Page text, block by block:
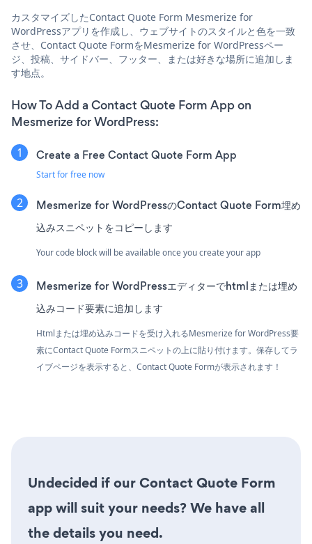
カスタマイズしたContact Quote Form Mesmerize for
WordPressアプリを作成し、ウェブサイトのスタイルと色を一致
させ、Contact Quote FormをMesmerize for WordPressペー
ジ、投稿、サイドバー、フッター、または好きな場所に追加しま
す地点。
How To Add a Contact Quote Form App on
Mesmerize for WordPress:
Create a Free Contact Quote Form App
Start for free now
Mesmerize for WordPressのContact Quote Form埋め
込みスニペットをコピーします
Your code block will be available once you create your app
Mesmerize for WordPressエディターでhtmlまたは埋め
込みコード要素に追加します
Htmlまたは埋め込みコードを受け入れるMesmerize for WordPress要
素にContact Quote Formスニペットの上に貼り付けます。保存してラ
イブページを表示すると、Contact Quote Formが表示されます！
Undecided if our Contact Quote Form
app will suit your needs? We have all
the details you need.